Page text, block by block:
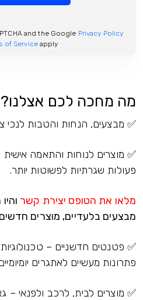
and the Google Privacy Policy
of Serviceapply.
מה מחכה לכם אצלנו?
✅ מבצעים, הנחות והטבות לנכי
✅ מוצרים לנוחות והתאמה
פעולות שגרתיות לפשוטות יותר.
מלאו את הטופס יצירת קשר
מבצעים בלעדיים, מוצרים
✅ פטנטים חדשניים –
פתרונות מעשיים לאתגרים
✅ מוצרים לבית, לרכב ולפנאי –